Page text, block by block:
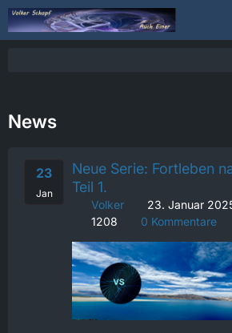
News
23
Jan
Neue Serie: Fortleben
Teil 1.
Volker
23. Januar
1208
0 Kommentare